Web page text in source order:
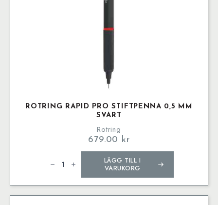
ROTRING RAPID PRO STIFTPENNA 0,5 MM
SVART
Rotring
679.00 kr
Rapid
Pro
mm
Svart
LÄGG TILL I
VARUKORG